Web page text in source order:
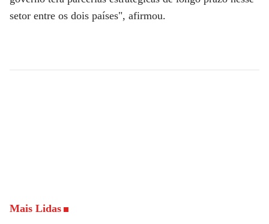
setor entre os dois países", afirmou.
Mais Lidas